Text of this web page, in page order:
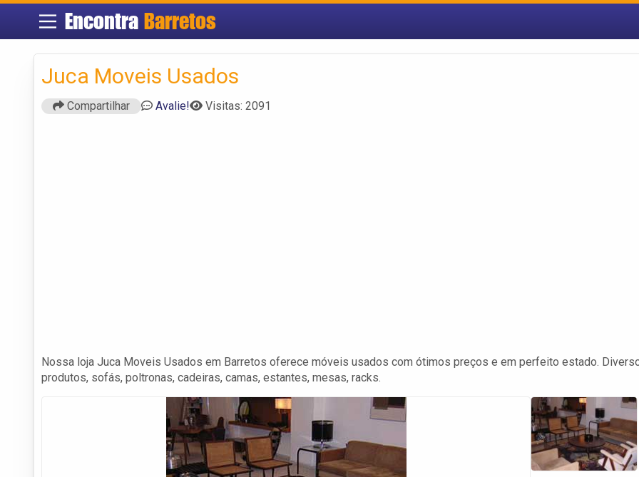
EncontraBarretos
Juca Moveis Usados
Compartilhar Avalie! Visitas: 2091
Nossa loja Juca Moveis Usados em Barretos oferece móveis usados com ótimos preços e em perfeito estado.
produtos, sofás, poltronas, cadeiras, camas, estantes, mesas, racks.